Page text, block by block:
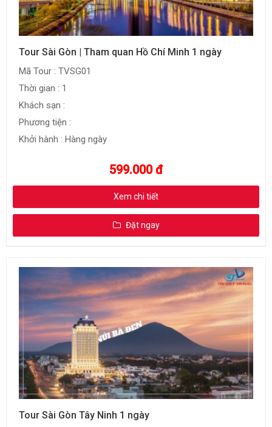
Tour Sài Gòn | Tham quan Hồ Chí Minh 1 ngày
Mã Tour : TVSG01
Thời gian : 1
Khách sạn :
Phương tiện :
Khởi hành : Hàng ngày
599.000 đ
Xem chi tiết
Đặt ngay
Tour Sài Gòn Tây Ninh 1 ngày